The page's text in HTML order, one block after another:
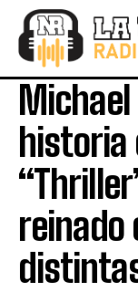
historia
reinado